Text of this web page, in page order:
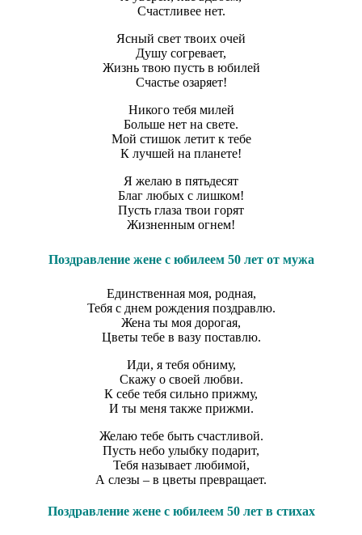
Счастливее нет.
Ясный свет твоих очей
Душу согревает,
Жизнь твою пусть в юбилей
Счастье озаряет!
Никого тебя милей
Больше нет на свете.
Мой стишок летит к тебе
К лучшей на планете!
Я желаю в пятьдесят
Благ любых с лишком!
Пусть глаза твои горят
Жизненным огнем!
Поздравление жене с юбилеем 50 лет от мужа
Единственная моя, родная,
Тебя с днем рождения поздравлю.
Жена ты моя дорогая,
Цветы тебе в вазу поставлю.
Иди, я тебя обниму,
Скажу о своей любви.
К себе тебя сильно прижму,
И ты меня также прижми.
Желаю тебе быть счастливой.
Пусть небо улыбку подарит,
Тебя называет любимой,
А слезы – в цветы превращает.
Поздравление жене с юбилеем 50 лет в стихах